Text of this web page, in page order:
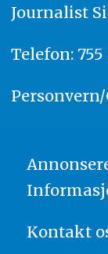
Journalist
Telefon: 755
Kontakt